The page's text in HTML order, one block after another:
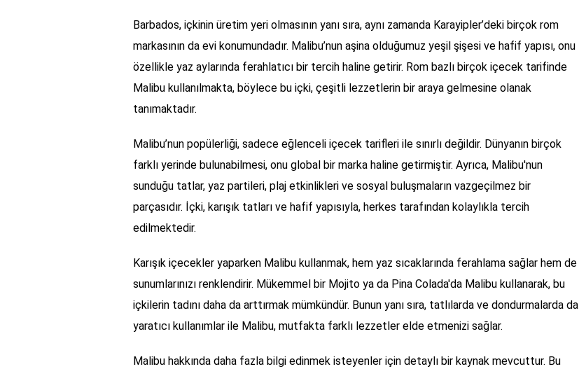
Barbados, içkinin üretim yeri olmasının yanı sıra, aynı zamanda Karayipler’deki birçok rom
markasının da evi konumundadır. Malibu’nun aşina olduğumuz yeşil şişesi ve hafif yapısı, onu
özellikle yaz aylarında ferahlatıcı bir tercih haline getirir. Rom bazlı birçok içecek tarifinde
Malibu kullanılmakta, böylece bu içki, çeşitli lezzetlerin bir araya gelmesine olanak
tanımaktadır.
Malibu’nun popülerliği, sadece eğlenceli içecek tarifleri ile sınırlı değildir. Dünyanın birçok
farklı yerinde bulunabilmesi, onu global bir marka haline getirmiştir. Ayrıca, Malibu'nun
sunduğu tatlar, yaz partileri, plaj etkinlikleri ve sosyal buluşmaların vazgeçilmez bir
parçasıdır. İçki, karışık tatları ve hafif yapısıyla, herkes tarafından kolaylıkla tercih
edilmektedir.
Karışık içecekler yaparken Malibu kullanmak, hem yaz sıcaklarında ferahlama sağlar hem de
sunumlarınızı renklendirir. Mükemmel bir Mojito ya da Pina Colada'da Malibu kullanarak, bu
içkilerin tadını daha da arttırmak mümkündür. Bunun yanı sıra, tatlılarda ve dondurmalarda da
yaratıcı kullanımlar ile Malibu, mutfakta farklı lezzetler elde etmenizi sağlar.
Malibu hakkında daha fazla bilgi edinmek isteyenler için detaylı bir kaynak mevcuttur. Bu